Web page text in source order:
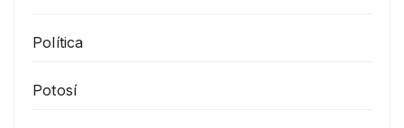
Política
Potosí